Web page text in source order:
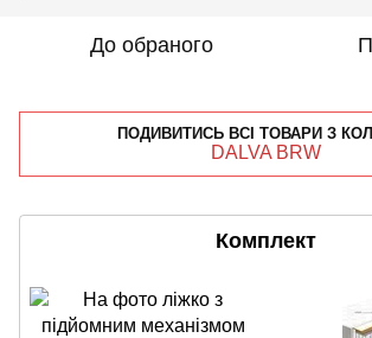
До обраного
ПОДИВИТИСЬ ВСІ ТОВАРИ З
DALVA BRW
Комплект